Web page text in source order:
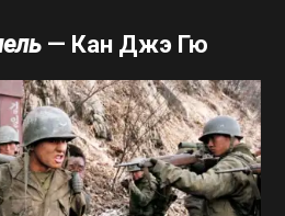
— Кан Джэ Гю